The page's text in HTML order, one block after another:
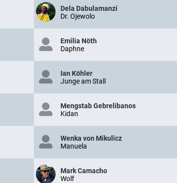
Dela Dabulamanzi
Dr. Ojewolo
Emilia Nöth
Daphne
Ian Köhler
Junge am Stall
Mengstab Gebrelibanos
Kidan
Wenka von Mikulicz
Manuela
Mark Camacho
Wolf